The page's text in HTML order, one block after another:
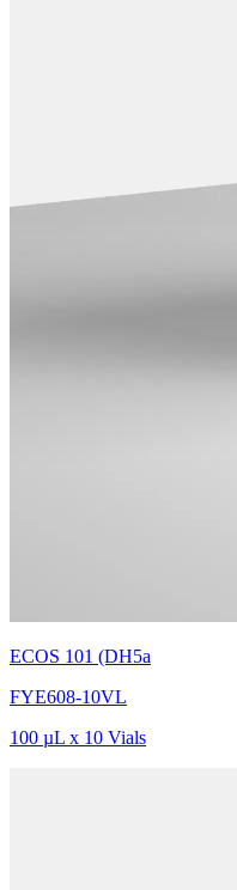
ECOS 101 (DH5a
FYE608-10VL
100 µL x 10 Vials